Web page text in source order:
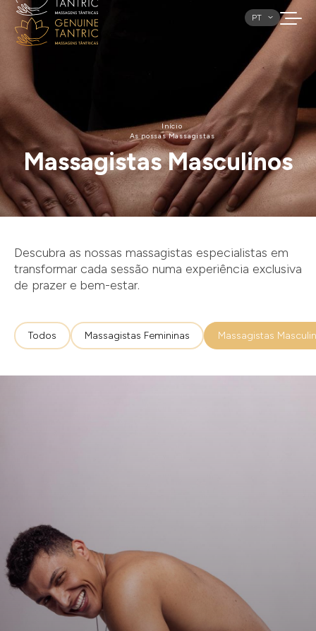
PT
Início
As nossas Massagistas
Massagistas Masculinos
Descubra as nossas massagistas especialistas em
transformar cada sessão numa experiência exclusiva
de prazer e bem-estar.
Todos Massagistas Femininas Massagistas